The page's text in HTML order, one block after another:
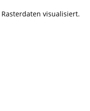
Rasterdaten visualisiert.